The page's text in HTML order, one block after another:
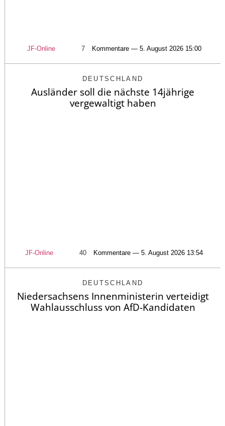
JF-Online 7 Kommentare — 5. August 2026 15:00
DEUTSCHLAND
Ausländer soll die nächste 14jährige
vergewaltigt haben
JF-Online 40 Kommentare — 5. August 2026 13:54
DEUTSCHLAND
Niedersachsens Innenministerin verteidigt
Wahlausschluss von AfD-Kandidaten